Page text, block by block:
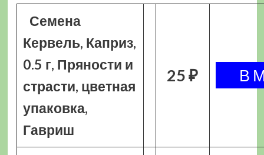
Семена
Кервель, Каприз,
0.5 г, Пряности и
страсти, цветная
упаковка,
Гавриш
25 ₽